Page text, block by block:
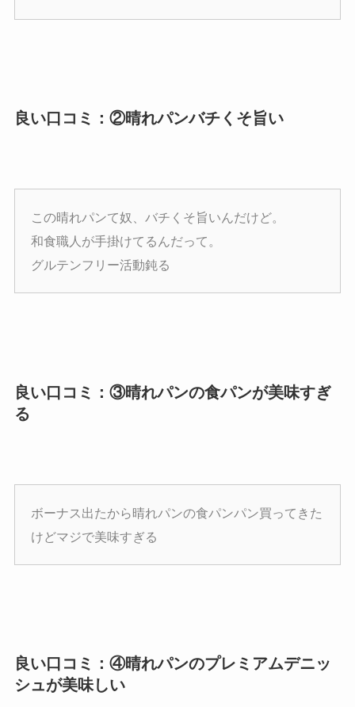
良い口コミ：②晴れパンバチくそ旨い
この晴れパンて奴、バチくそ旨いんだけど。
和食職人が手掛けてるんだって。
グルテンフリー活動鈍る
良い口コミ：③晴れパンの食パンが美味すぎ
る
ボーナス出たから晴れパンの食パンパン買ってきた
けどマジで美味すぎる
良い口コミ：④晴れパンのプレミアムデニッ
シュが美味しい